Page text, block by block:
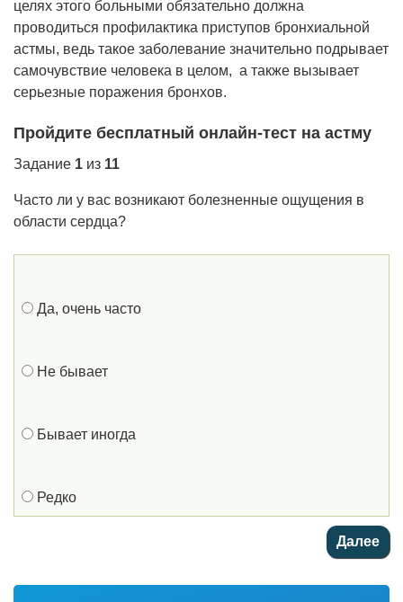
целях этого больными обязательно должна
проводиться профилактика приступов бронхиальной
астмы, ведь такое заболевание значительно подрывает
самочувствие человека в целом, а также вызывает
серьезные поражения бронхов.
Пройдите бесплатный онлайн-тест на астму
Задание 1 из 11
Часто ли у вас возникают болезненные ощущения в
области сердца?
Да, очень часто
Не бывает
Бывает иногда
Редко